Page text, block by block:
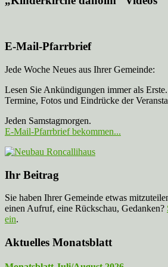
E-Mail-Pfarrbrief
Jede Woche Neues aus Ihrer Gemeinde:
Lesen Sie Ankündigungen immer als
Termine, Fotos und Eindrücke der
Jeden Samstagmorgen.
E-Mail-Pfarrbrief bekommen...
Ihr Beitrag
Sie haben Ihrer Gemeinde etwas
einen Aufruf, eine Rückschau, Gedanken?
ein.
Aktuelles Monatsblatt